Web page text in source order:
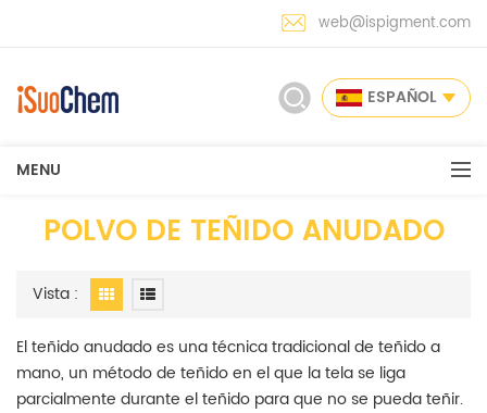
web@ispigment.com
ESPAÑOL
MENU
POLVO DE TEÑIDO ANUDADO
Vista :
El teñido anudado es una técnica tradicional de teñido a
mano, un método de teñido en el que la tela se liga
parcialmente durante el teñido para que no se pueda teñir.